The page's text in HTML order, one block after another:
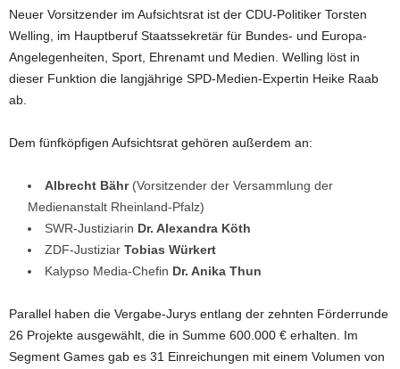
Neuer Vorsitzender im Aufsichtsrat ist der CDU-Politiker Torsten
Welling, im Hauptberuf Staatssekretär für Bundes- und Europa-
Angelegenheiten, Sport, Ehrenamt und Medien. Welling löst in
dieser Funktion die langjährige SPD-Medien-Expertin Heike Raab
ab.
Dem fünfköpfigen Aufsichtsrat gehören außerdem an:
Albrecht Bähr(Vorsitzender der Versammlung der
Medienanstalt Rheinland-Pfalz)
SWR-Justiziarin Dr. Alexandra Köth
ZDF-Justiziar Tobias Würkert
Kalypso Media-Chefin Dr. Anika Thun
Parallel haben die Vergabe-Jurys entlang der zehnten Förderrunde
26 Projekte ausgewählt, die in Summe 600.000 € erhalten. Im
Segment Games gab es 31 Einreichungen mit einem Volumen von